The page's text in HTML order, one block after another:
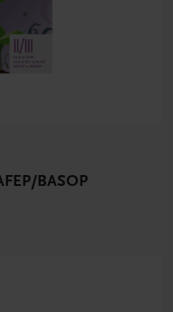
BASOP